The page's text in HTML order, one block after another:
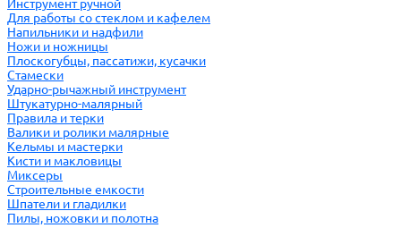
Инструмент ручной
Для работы со стеклом и кафелем
Напильники и надфили
Ножи и ножницы
Плоскогубцы, пассатижи, кусачки
Стамески
Ударно-рычажный инструмент
Штукатурно-малярный
Правила и терки
Валики и ролики малярные
Кельмы и мастерки
Кисти и макловицы
Миксеры
Строительные емкости
Шпатели и гладилки
Пилы, ножовки и полотна